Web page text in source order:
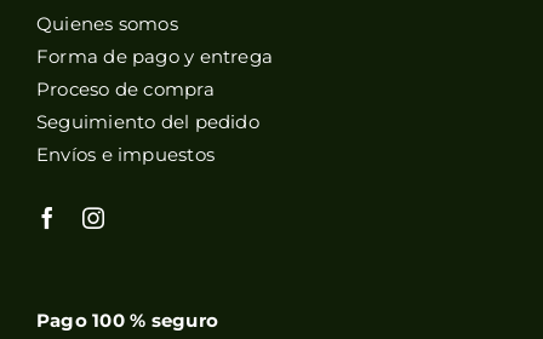
Quienes somos
Forma de pago y entrega
Proceso de compra
Seguimiento del pedido
Envíos e impuestos
Pago 100 % seguro